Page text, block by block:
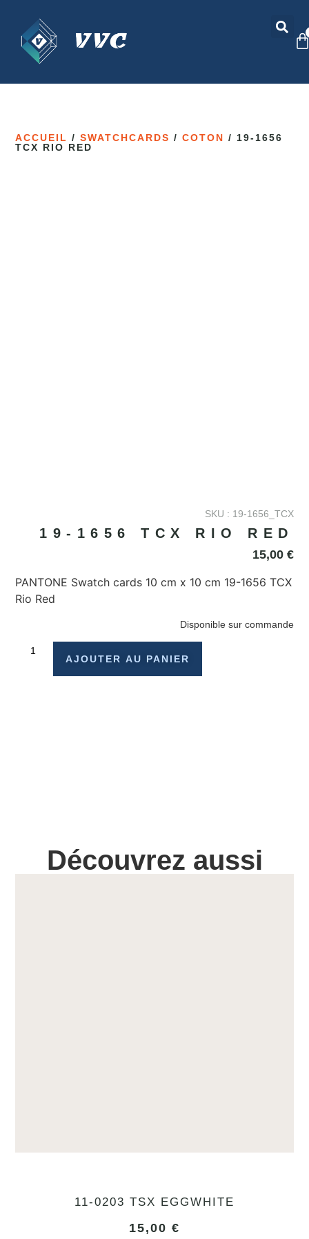
ACCUEIL /SWATCHCARDS /COTON / 19-1656
TCX RIO RED
SKU : 19-1656_TCX
19-1656 TCX RIO RED
15,00 €
PANTONE Swatch cards 10 cm x 10 cm 19-1656 TCX
Rio Red
Disponible sur commande
AJOUTER AU PANIER
Découvrez aussi
11-0203 TSX EGGWHITE
15,00 €